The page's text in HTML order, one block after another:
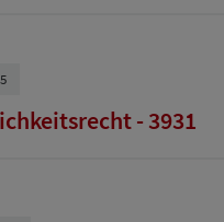
5
- 3931